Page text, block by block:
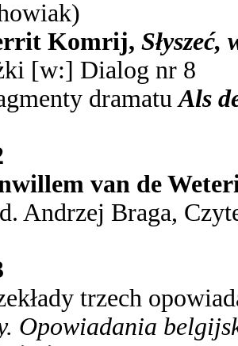
Komrij, Słyszeć,
[w:] Dialog nr 8
dramatuAls
van de
Andrzej Braga,
trzech
Opowiadania